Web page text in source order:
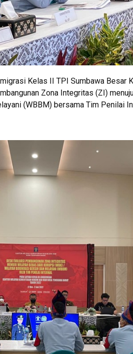
Kelas II TPI Sumbawa Besar
Zona Integritas (ZI)
(WBBM) bersama Tim Penilai